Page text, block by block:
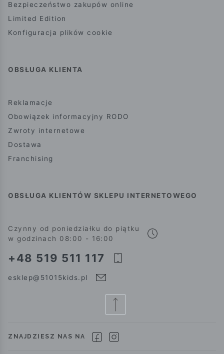
Bezpieczeństwo zakupów online
Limited Edition
Konfiguracja plików cookie
OBSŁUGA KLIENTA
Reklamacje
Obowiązek informacyjny RODO
Zwroty internetowe
Dostawa
Franchising
OBSŁUGA KLIENTÓW SKLEPU INTERNETOWEGO
Czynny od poniedziałku do piątku
w godzinach 08:00 - 16:00
+48 519 511 117
esklep@51015kids.pl
ZNAJDZIESZ NAS NA